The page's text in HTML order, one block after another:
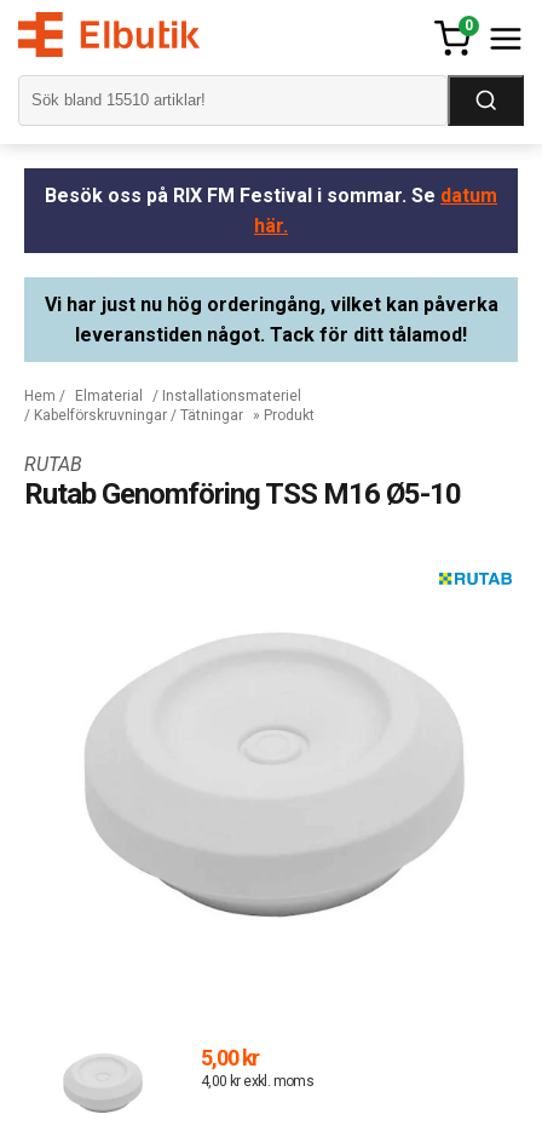
0
Besök oss på RIX FM Festival i sommar. Se datum
här.
Vi har just nu hög orderingång, vilket kan påverka
leveranstiden något. Tack för ditt tålamod!
Hem / Elmaterial / Installationsmateriel
/ Kabelförskruvningar / Tätningar » Produkt
RUTAB
Rutab Genomföring TSS M16 Ø5-10
5,00 kr
4,00 kr exkl. moms